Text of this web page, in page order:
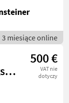
3 miesiące online
500 €
VAT nie
dotyczy